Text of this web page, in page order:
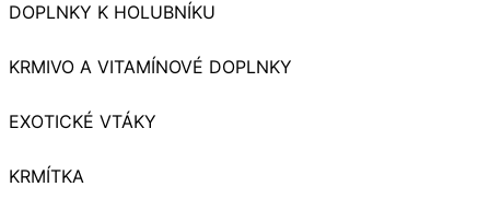
DOPLNKY K HOLUBNÍKU
KRMIVO A VITAMÍNOVÉ DOPLNKY
EXOTICKÉ VTÁKY
KRMÍTKA